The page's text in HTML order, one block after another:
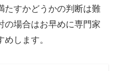
たすかどうかの判断は難
の場合はお早めに専門家
します。